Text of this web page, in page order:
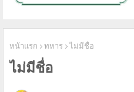
หน้าแรก ทหาร ไม่มีชื่อ
ไม่มีชื่อ